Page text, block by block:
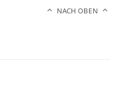
NACH OBEN